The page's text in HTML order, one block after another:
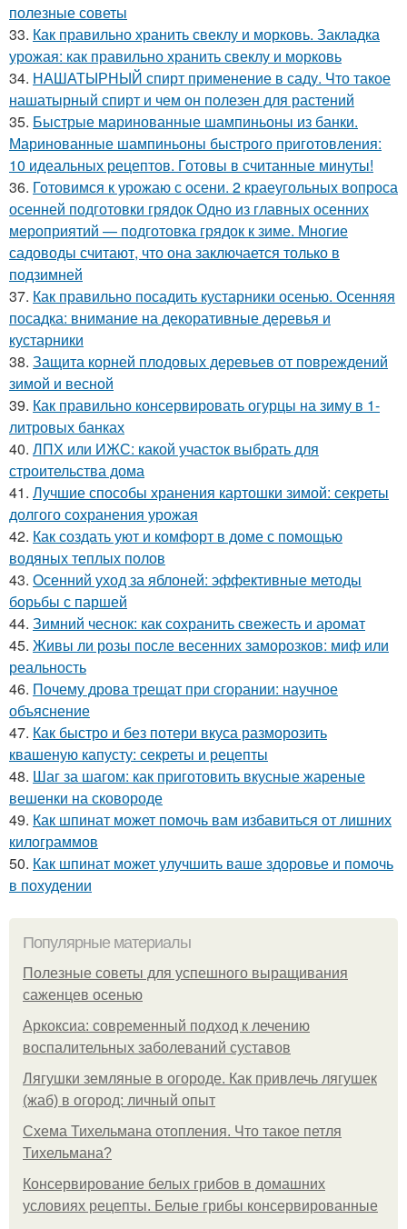
полезные советы
33. Как правильно хранить свеклу и морковь. Закладка
урожая: как правильно хранить свеклу и морковь
34. НАШАТЫРНЫЙ спирт применение в саду. Что такое
нашатырный спирт и чем он полезен для растений
35. Быстрые маринованные шампиньоны из банки.
Маринованные шампиньоны быстрого приготовления:
10 идеальных рецептов. Готовы в считанные минуты!
36. Готовимся к урожаю с осени. 2 краеугольных вопроса
осенней подготовки грядок Одно из главных осенних
мероприятий — подготовка грядок к зиме. Многие
садоводы считают, что она заключается только в
подзимней
37. Как правильно посадить кустарники осенью. Осенняя
посадка: внимание на декоративные деревья и
кустарники
38. Защита корней плодовых деревьев от повреждений
зимой и весной
39. Как правильно консервировать огурцы на зиму в 1-
литровых банках
40. ЛПХ или ИЖС: какой участок выбрать для
строительства дома
41. Лучшие способы хранения картошки зимой: секреты
долгого сохранения урожая
42. Как создать уют и комфорт в доме с помощью
водяных теплых полов
43. Осенний уход за яблоней: эффективные методы
борьбы с паршей
44. Зимний чеснок: как сохранить свежесть и аромат
45. Живы ли розы после весенних заморозков: миф или
реальность
46. Почему дрова трещат при сгорании: научное
объяснение
47. Как быстро и без потери вкуса разморозить
квашеную капусту: секреты и рецепты
48. Шаг за шагом: как приготовить вкусные жареные
вешенки на сковороде
49. Как шпинат может помочь вам избавиться от лишних
килограммов
50. Как шпинат может улучшить ваше здоровье и помочь
в похудении
Популярные материалы
Полезные советы для успешного выращивания
саженцев осенью
Аркоксиа: современный подход к лечению
воспалительных заболеваний суставов
Лягушки земляные в огороде. Как привлечь лягушек
(жаб) в огород: личный опыт
Схема Тихельмана отопления. Что такое петля
Тихельмана?
Консервирование белых грибов в домашних
условиях рецепты. Белые грибы консервированные